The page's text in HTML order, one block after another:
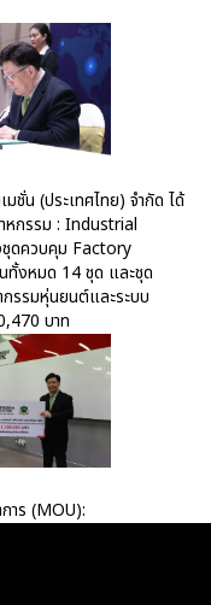
ชั่น (ประเทศไทย) จำกัด ได้
หกรรม : Industrial
ดควบคุม Factory
ทั้งหมด 14 ชุด และชุด
รมหุ่นยนต์และระบบ
บาท
าร (MOU):